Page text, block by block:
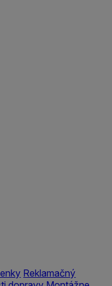
Reklamačný